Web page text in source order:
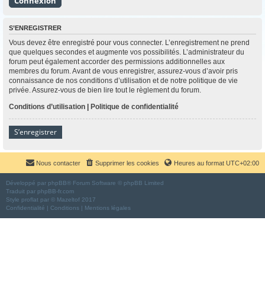
S’ENREGISTRER
Vous devez être enregistré pour vous connecter. L’enregistrement ne prend
que quelques secondes et augmente vos possibilités. L’administrateur du
forum peut également accorder des permissions additionnelles aux
membres du forum. Avant de vous enregistrer, assurez-vous d’avoir pris
connaissance de nos conditions d’utilisation et de notre politique de vie
privée. Assurez-vous de bien lire tout le règlement du forum.
Conditions d’utilisation | Politique de confidentialité
S’enregistrer
Heures au format UTC+02:00
Supprimer les cookies
Nous contacter
Développé par phpBB® Forum Software © phpBB Limited
Traduit par phpBB-fr.com
Style proflat par © Mazeltof 2017
Confidentialité | Conditions | Mentions légales